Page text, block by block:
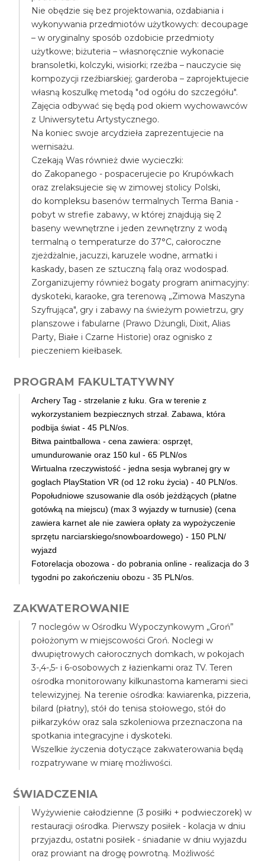
Nie obędzie się bez projektowania, ozdabiania i
wykonywania przedmiotów użytkowych: decoupage
– w oryginalny sposób ozdobicie przedmioty
użytkowe; biżuteria – własnoręcznie wykonacie
bransoletki, kolczyki, wisiorki; rzeźba – nauczycie się
kompozycji rzeźbiarskiej; garderoba – zaprojektujecie
własną koszulkę metodą "od ogółu do szczegółu".
Zajęcia odbywać się będą pod okiem wychowawców
z Uniwersytetu Artystycznego.
Na koniec swoje arcydzieła zaprezentujecie na
wernisażu.
Czekają Was również dwie wycieczki:
do Zakopanego - pospacerujecie po Krupówkach
oraz zrelaksujecie się w zimowej stolicy Polski,
do kompleksu basenów termalnych Terma Bania -
pobyt w strefie zabawy, w której znajdują się 2
baseny wewnętrzne i jeden zewnętrzny z wodą
termalną o temperaturze do 37°C, całoroczne
zjeżdżalnie, jacuzzi, karuzele wodne, armatki i
kaskady, basen ze sztuczną falą oraz wodospad.
Zorganizujemy również bogaty program animacyjny:
dyskoteki, karaoke, gra terenową „Zimowa Maszyna
Szyfrująca", gry i zabawy na świeżym powietrzu, gry
planszowe i fabularne (Prawo Dżungli, Dixit, Alias
Party, Białe i Czarne Historie) oraz ognisko z
pieczeniem kiełbasek.
PROGRAM FAKULTATYWNY
Archery Tag - strzelanie z łuku. Gra w terenie z
wykorzystaniem bezpiecznych strzał. Zabawa, która
podbija świat - 45 PLN/os.
Bitwa paintballowa - cena zawiera: osprzęt,
umundurowanie oraz 150 kul - 65 PLN/os
Wirtualna rzeczywistość - jedna sesja wybranej gry w
goglach PlayStation VR (od 12 roku życia) - 40 PLN/os.
Popołudniowe szusowanie dla osób jeżdżących (płatne
gotówką na miejscu) (max 3 wyjazdy w turnusie) (cena
zawiera karnet ale nie zawiera opłaty za wypożyczenie
sprzętu narciarskiego/snowboardowego) - 150 PLN/
wyjazd
Fotorelacja obozowa - do pobrania online - realizacja do 3
tygodni po zakończeniu obozu - 35 PLN/os.
ZAKWATEROWANIE
7 noclegów w Ośrodku Wypoczynkowym „Groń”
położonym w miejscowości Groń. Noclegi w
dwupiętrowych całorocznych domkach, w pokojach
3-,4-,5- i 6-osobowych z łazienkami oraz TV. Teren
ośrodka monitorowany kilkunastoma kamerami sieci
telewizyjnej. Na terenie ośrodka: kawiarenka, pizzeria,
bilard (płatny), stół do tenisa stołowego, stół do
piłkarzyków oraz sala szkoleniowa przeznaczona na
spotkania integracyjne i dyskoteki.
Wszelkie życzenia dotyczące zakwaterowania będą
rozpatrywane w miarę możliwości.
ŚWIADCZENIA
Wyżywienie całodzienne (3 posiłki + podwieczorek) w
restauracji ośrodka. Pierwszy posiłek - kolacja w dniu
przyjazdu, ostatni posiłek - śniadanie w dniu wyjazdu
oraz prowiant na drogę powrotną. Możliwość